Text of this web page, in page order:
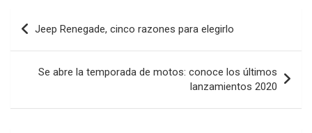
Navegación
de
entradas
Jeep Renegade, cinco razones para elegirlo
Se abre la temporada de motos: conoce los últimos
lanzamientos 2020